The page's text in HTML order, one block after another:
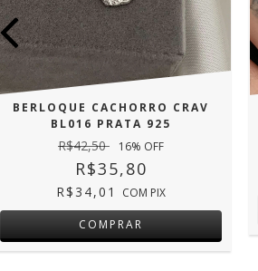
BERLOQUE CACHORRO CRAV
BL016 PRATA 925
R$42,50 16% OFF
R$35,80
R$34,01 COM PIX